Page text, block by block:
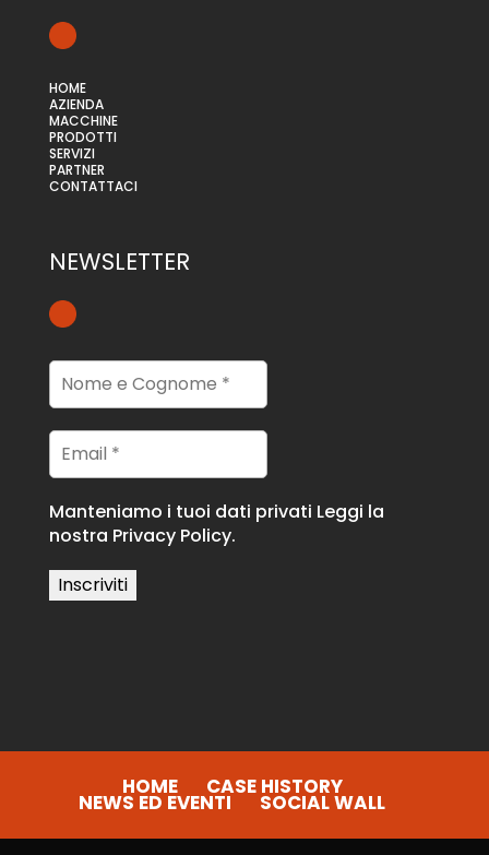
HOME
AZIENDA
MACCHINE
PRODOTTI
SERVIZI
PARTNER
CONTATTACI
NEWSLETTER
Manteniamo i tuoi dati privati Leggi la
nostra Privacy Policy.
HOME CASE HISTORY
NEWS ED EVENTI SOCIAL WALL